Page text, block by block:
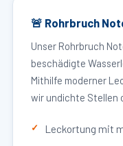
🚨 Rohrbruch
Unser Rohrbruch
beschädigte
Mithilfe moderner
wir undichte Stellen
Leckortung mit